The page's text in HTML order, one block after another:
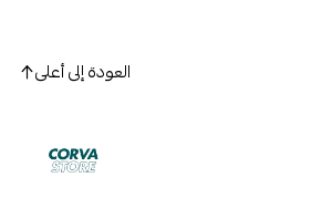
العودة إلى أعلى